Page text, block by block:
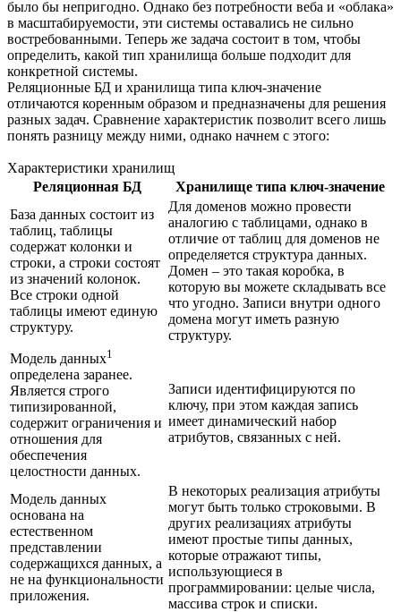
было бы непригодно. Однако без потребности веба и «облака»
в масштабируемости, эти системы оставались не сильно
востребованными. Теперь же задача состоит в том, чтобы
определить, какой тип хранилища больше подходит для
конкретной системы.
Реляционные БД и хранилища типа ключ-значение
отличаются коренным образом и предназначены для решения
разных задач. Сравнение характеристик позволит всего лишь
понять разницу между ними, однако начнем с этого:
Характеристики хранилищ
Реляционная БД
Хранилище типа ключ-значение
База данных состоит из
таблиц, таблицы
содержат колонки и
строки, а строки состоят
из значений колонок.
Все строки одной
таблицы имеют единую
структуру.
Для доменов можно провести
аналогию с таблицами, однако в
отличие от таблиц для доменов не
определяется структура данных.
Домен – это такая коробка, в
которую вы можете складывать все
что угодно. Записи внутри одного
домена могут иметь разную
структуру.
Модель данных1
определена заранее.
Является строго
типизированной,
содержит ограничения и
отношения для
обеспечения
целостности данных.
Записи идентифицируются по
ключу, при этом каждая запись
имеет динамический набор
атрибутов, связанных с ней.
Модель данных
основана на
естественном
представлении
содержащихся данных, а
не на функциональности
приложения.
В некоторых реализация атрибуты
могут быть только строковыми. В
других реализациях атрибуты
имеют простые типы данных,
которые отражают типы,
использующиеся в
программировании: целые числа,
массива строк и списки.